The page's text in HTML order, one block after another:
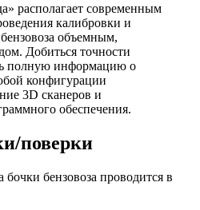
располагает современным
калибровки и
объемным,
Добиться точности
полную информацию о
конфигурации
3D сканеров и
обеспечения.
поверки
бензовоза проводится в